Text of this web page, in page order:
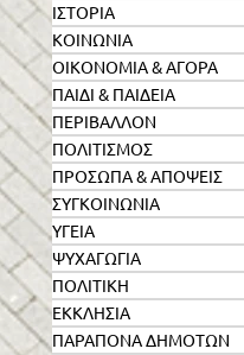
ΙΣΤΟΡΙΑ
ΚΟΙΝΩΝΙΑ
ΟΙΚΟΝΟΜΙΑ & ΑΓΟΡΑ
ΠΑΙΔΙ & ΠΑΙΔΕΙΑ
ΠΕΡΙΒΑΛΛΟΝ
ΠΟΛΙΤΙΣΜΟΣ
ΠΡΟΣΩΠΑ & ΑΠΟΨΕΙΣ
ΣΥΓΚΟΙΝΩΝΙΑ
ΥΓΕΙΑ
ΨΥΧΑΓΩΓΙΑ
ΠΟΛΙΤΙΚΗ
ΕΚΚΛΗΣΙΑ
ΠΑΡΑΠΟΝΑ ΔΗΜΟΤΩΝ